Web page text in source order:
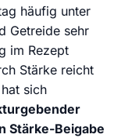
häufig unter
Getreide sehr
im Rezept
Stärke reicht
sich
Stärke-Beigabe